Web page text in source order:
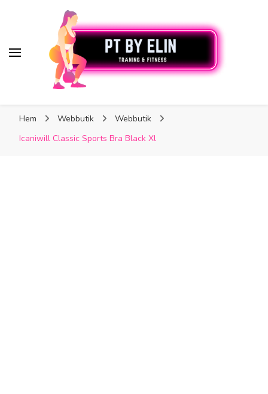
Hem Webbutik
Webbutik
Icaniwill Classic Sports Bra Black Xl